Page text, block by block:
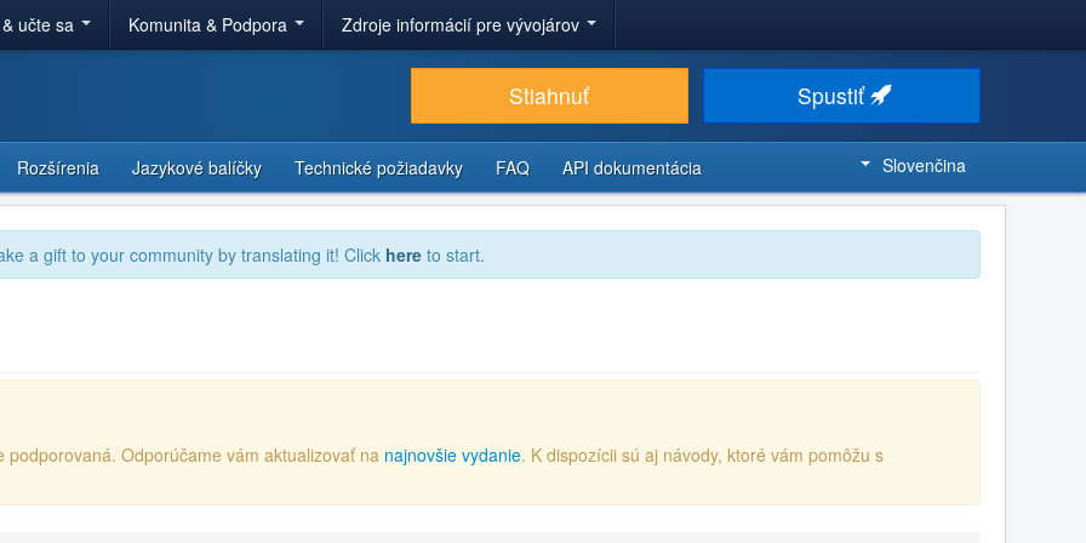
učte sa Komunita & Podpora Zdroje informácií pre vývojárov
Stiahnuť Spustiť
Rozšírenia Jazykové balíčky Technické požiadavky FAQ API dokumentácia Slovenčina
a gift to your community by translating it! Click here to start.
Odporúčame vám aktualizovať na najnovšie vydanie. K dispozícii sú aj návody, ktoré vám pomôžu s